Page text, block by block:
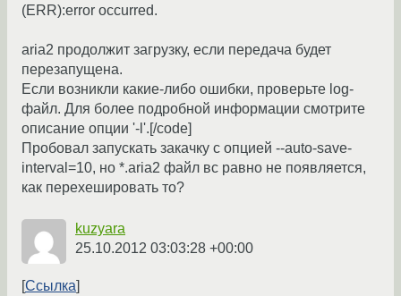
(ERR):error occurred.
aria2 продолжит загрузку, если передача будет
перезапущена.
Если возникли какие-либо ошибки, проверьте log-
файл. Для более подробной информации смотрите
описание опции '-l'.[/code]
Пробовал запускать закачку с опцией --auto-save-
interval=10, но *.aria2 файл вс равно не появляется,
как перехешировать то?
kuzyara
25.10.2012 03:03:28 +00:00
Ссылка